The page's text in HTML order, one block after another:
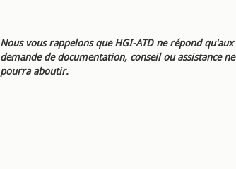
Nous vous rappelons que HGI-ATD ne répond
demande de documentation, conseil ou assistance
pourra aboutir.